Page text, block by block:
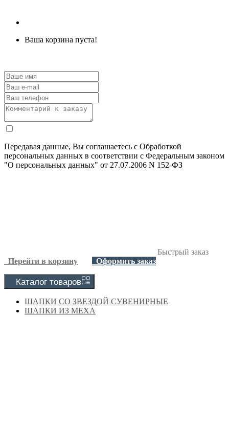
Ваша корзина пуста!
Передавая данные, Вы соглашаетесь с Обработкой
персональных данных в соответствии с Федеральным законом
"О персональных данных" от 27.07.2006 N 152-ФЗ
Быстрый заказ
Перейти в корзину
Оформить заказ
Каталог товаров
ШАПКИ СО ЗВЕЗДОЙ СУВЕНИРНЫЕ
ШАПКИ ИЗ МЕХА